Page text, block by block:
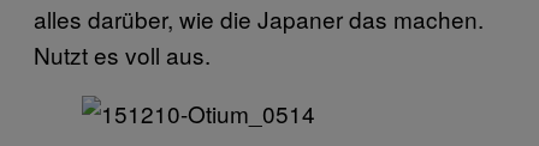
alles darüber, wie die Japaner das machen.
Nutzt es voll aus.